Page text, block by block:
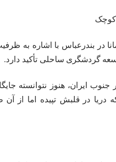
در بندرعباس با اشاره به
گردشگری ساحلی تأکید دارد.
جنوب ایران، هنوز نتوانسته
دریا در قلبش تپیده اما از